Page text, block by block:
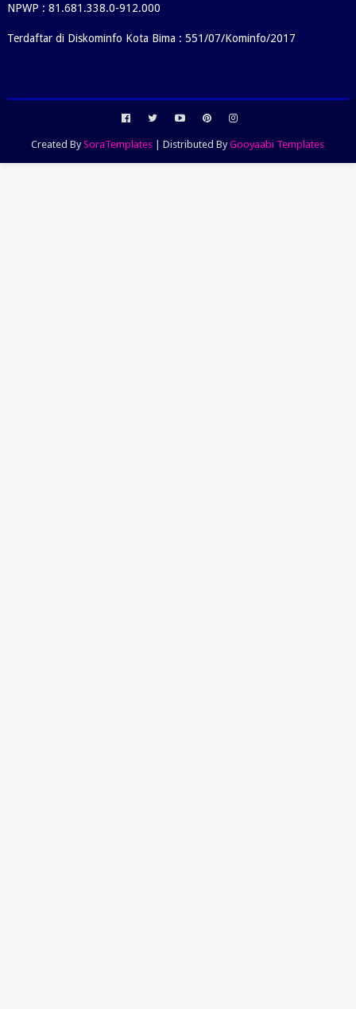
NPWP : 81.681.338.0-912.000
Terdaftar di Diskominfo Kota Bima : 551/07/Kominfo/2017
Created BySoraTemplates | Distributed ByGooyaabi Templates